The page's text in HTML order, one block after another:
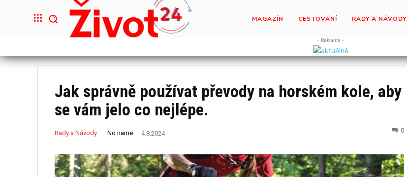
MAGAZÍN CESTOVÁNÍ RADY A NÁVODY
- Reklama -
Jak správně používat převody na horském kole, aby
se vám jelo co nejlépe.
Rady a Návody No name 4.8.2024 0